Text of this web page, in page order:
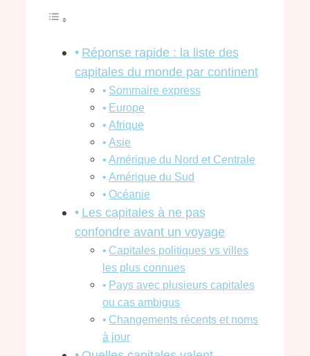
Réponse rapide : la liste des
capitales du monde par continent
Sommaire express
Europe
Afrique
Asie
Amérique du Nord et Centrale
Amérique du Sud
Océanie
Les capitales à ne pas
confondre avant un voyage
Capitales politiques vs villes
les plus connues
Pays avec plusieurs capitales
ou cas ambigus
Changements récents et noms
à jour